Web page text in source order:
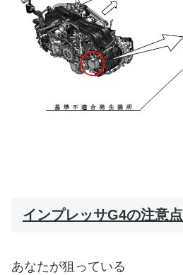
インプレッサG4の注意点
あなたが狙っている